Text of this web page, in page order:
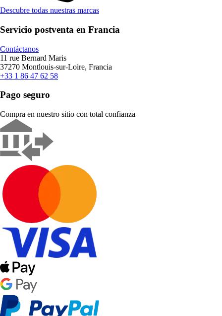
Descubre todas nuestras marcas
Servicio postventa en Francia
Contáctanos
11 rue Bernard Maris
37270 Montlouis-sur-Loire, Francia
+33 1 86 47 62 58
Pago seguro
Compra en nuestro sitio con total confianza